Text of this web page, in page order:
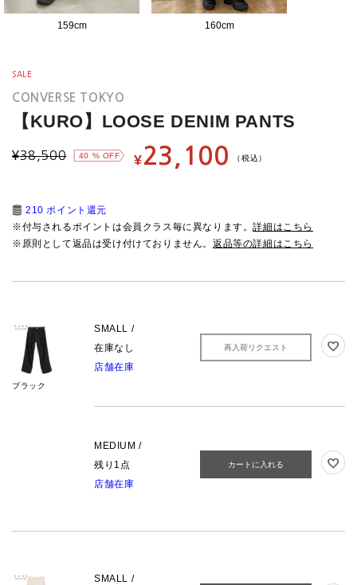
159cm 160cm
SALE
CONVERSE TOKYO
【KURO】LOOSE DENIM PANTS
¥38,500 40 % OFF ¥23,100 （税込）
210 ポイント還元
※付与されるポイントは会員クラス毎に異なります。詳細はこちら
※原則として返品は受け付けておりません。 返品等の詳細はこちら
ブラック
SMALL /
在庫なし
店舗在庫
再入荷リクエスト
MEDIUM /
残り1点
店舗在庫
カートに入れる
SMALL /